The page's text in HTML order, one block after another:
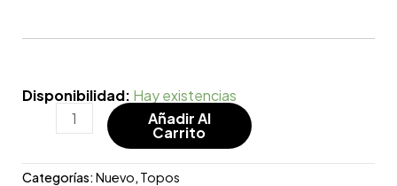
Disponibilidad: Hay existencias
Añadir Al
Carrito
Categorías:Nuevo, Topos